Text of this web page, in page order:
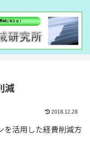
減
2018.12.28
を活用した経費削減方